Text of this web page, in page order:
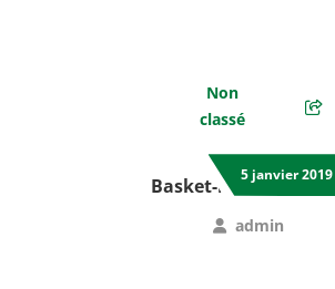
5 janvier 2019
Non
classé
Basket-ball
admin